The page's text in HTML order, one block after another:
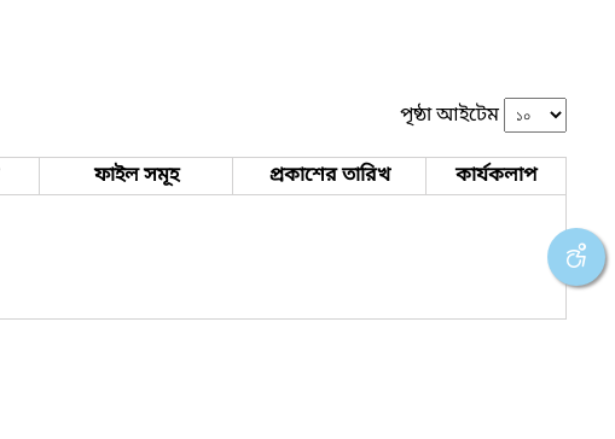
পৃষ্ঠা আইটেম
ফাইল সমূহ প্রকাশের তারিখ কার্যকলাপ